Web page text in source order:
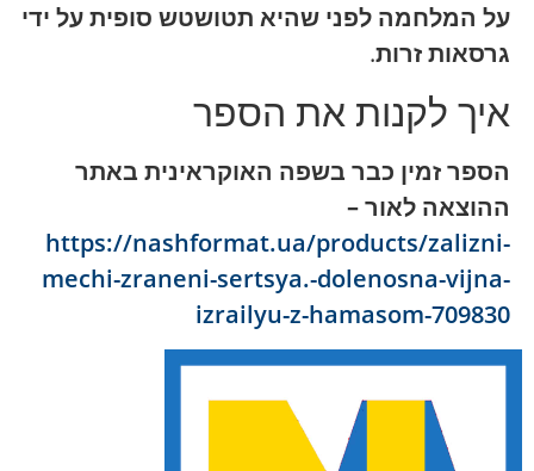
על המלחמה לפני שהיא תטושטש סופית על ידי
גרסאות זרות.
איך לקנות את הספר
הספר זמין כבר בשפה האוקראינית באתר
ההוצאה לאור –
https://nashformat.ua/products/zalizni-
mechi-zraneni-sertsya.-dolenosna-vijna-
izrailyu-z-hamasom-709830